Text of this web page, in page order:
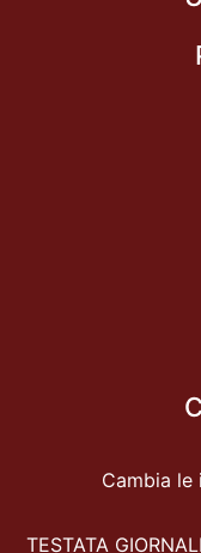
Cambia
TESTATA